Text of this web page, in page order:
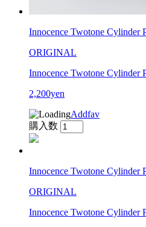
Innocence Twotone Cylinder
ORIGINAL
Innocence Twotone Cylinder
2,200yen
Addfav
購入数
Innocence Twotone Cylinder
ORIGINAL
Innocence Twotone Cylinder